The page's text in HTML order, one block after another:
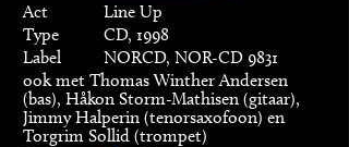
Act
Line Up
Type
CD, 1998
Label
NORCD, NOR-CD 9831
ook met Thomas Winther Andersen
(bas), Håkon Storm-Mathisen (gitaar),
Jimmy Halperin (tenorsaxofoon) en
Torgrim Sollid (trompet)